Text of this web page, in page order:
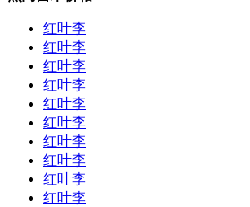
红叶李
红叶李
红叶李
红叶李
红叶李
红叶李
红叶李
红叶李
红叶李
红叶李